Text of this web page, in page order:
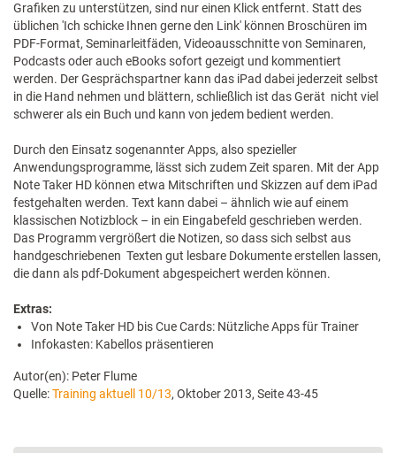
Grafiken zu unterstützen, sind nur einen Klick entfernt. Statt des
üblichen 'Ich schicke Ihnen gerne den Link' können Broschüren im
PDF-Format, Seminarleitfäden, Videoausschnitte von Seminaren,
Podcasts oder auch eBooks sofort gezeigt und kommentiert
werden. Der Gesprächspartner kann das iPad dabei jederzeit selbst
in die Hand nehmen und blättern, schließlich ist das Gerät nicht viel
schwerer als ein Buch und kann von jedem bedient werden.
Durch den Einsatz sogenannter Apps, also spezieller
Anwendungsprogramme, lässt sich zudem Zeit sparen. Mit der App
Note Taker HD können etwa Mitschriften und Skizzen auf dem iPad
festgehalten werden. Text kann dabei – ähnlich wie auf einem
klassischen Notizblock – in ein Eingabefeld geschrieben werden.
Das Programm vergrößert die Notizen, so dass sich selbst aus
handgeschriebenen Texten gut lesbare Dokumente erstellen lassen,
die dann als pdf-Dokument abgespeichert werden können.
Extras:
Von Note Taker HD bis Cue Cards: Nützliche Apps für Trainer
Infokasten: Kabellos präsentieren
Autor(en): Peter Flume
Quelle:Training aktuell 10/13, Oktober 2013, Seite 43-45